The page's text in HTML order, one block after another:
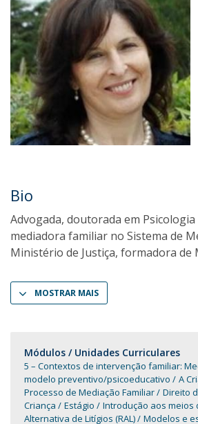
Bio
Advogada, doutorada em Psicologia
mediadora familiar no Sistema de
Ministério de Justiça, formadora de
MOSTRAR MAIS
Módulos / Unidades Curriculares
5 – Contextos de intervenção familiar:
modelo preventivo/psicoeducativo
A
Processo de Mediação Familiar
Direito
Criança
Estágio
Introdução aos meios
Alternativa de Litígios (RAL)
Modelos e